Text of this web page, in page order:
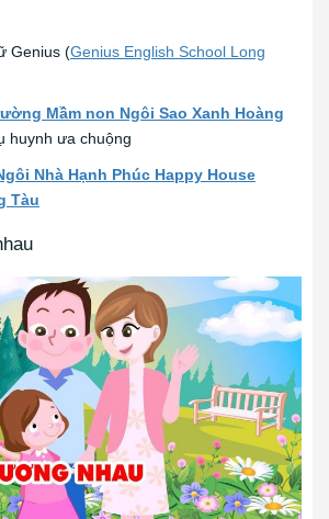
Genius (Genius English School Long
Mầm non Ngôi Sao Xanh Hoàng
huynh ưa chuộng
Nhà Hạnh Phúc Happy House
Tàu